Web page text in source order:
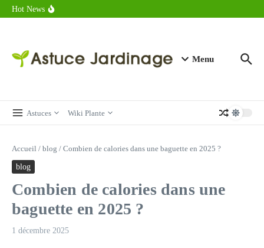
Aller au contenu
Hot News
Combien de calories dans un croque monsieur en 2025 ?
Menu
Astuces Wiki Plante
Accueil / blog / Combien de calories dans une baguette en 2025 ?
blog
Combien de calories dans une
baguette en 2025 ?
1 décembre 2025